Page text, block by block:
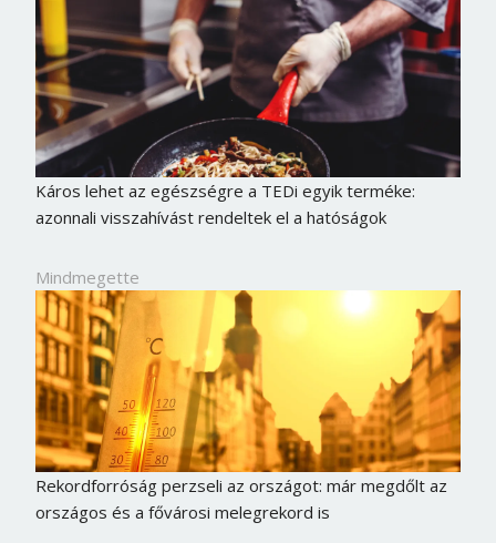
Káros lehet az egészségre a TEDi egyik terméke:
azonnali visszahívást rendeltek el a hatóságok
Mindmegette
Rekordforróság perzseli az országot: már megdőlt az
országos és a fővárosi melegrekord is